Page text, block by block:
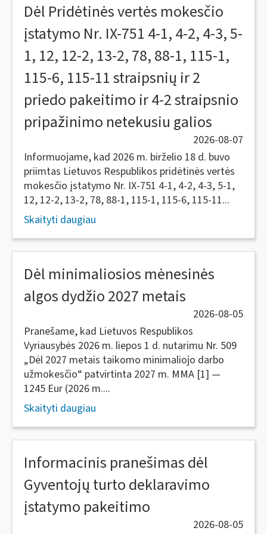
Dėl Pridėtinės vertės mokesčio
įstatymo Nr. IX-751 4-1, 4-2, 4-3, 5-
1, 12, 12-2, 13-2, 78, 88-1, 115-1,
115-6, 115-11 straipsnių ir 2
priedo pakeitimo ir 4-2 straipsnio
pripažinimo netekusiu galios
2026-08-07
Informuojame, kad 2026 m. birželio 18 d. buvo
priimtas Lietuvos Respublikos pridėtinės vertės
mokesčio įstatymo Nr. IX-751 4-1, 4-2, 4-3, 5-1,
12, 12-2, 13-2, 78, 88-1, 115-1, 115-6, 115-11...
Skaityti daugiau
Dėl minimaliosios mėnesinės
algos dydžio 2027 metais
2026-08-05
Pranešame, kad Lietuvos Respublikos
Vyriausybės 2026 m. liepos 1 d. nutarimu Nr. 509
„Dėl 2027 metais taikomo minimaliojo darbo
užmokesčio“ patvirtinta 2027 m. MMA [1] —
1245 Eur (2026 m....
Skaityti daugiau
Informacinis pranešimas dėl
Gyventojų turto deklaravimo
įstatymo pakeitimo
2026-08-05